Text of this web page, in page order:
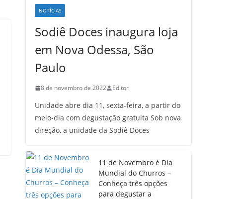
NOTÍCIAS
Sodiê Doces inaugura loja
em Nova Odessa, São
Paulo
8 de novembro de 2022 Editor
Unidade abre dia 11, sexta-feira, a partir do
meio-dia com degustação gratuita Sob nova
direção, a unidade da Sodiê Doces
11 de Novembro é Dia
Mundial do Churros –
Conheça três opções
para degustar a